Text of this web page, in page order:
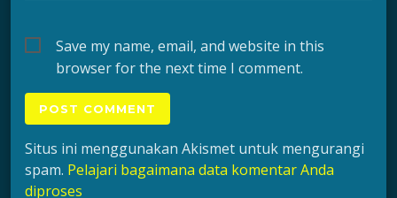
Save my name, email, and website in this
browser for the next time I comment.
Situs ini menggunakan Akismet untuk mengurangi
spam. Pelajari bagaimana data komentar Anda
diproses